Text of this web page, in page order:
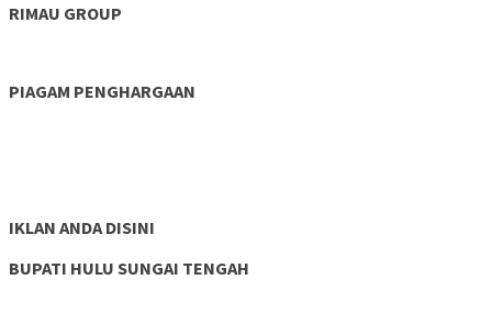
RIMAU GROUP
PIAGAM PENGHARGAAN
IKLAN ANDA DISINI
BUPATI HULU SUNGAI TENGAH